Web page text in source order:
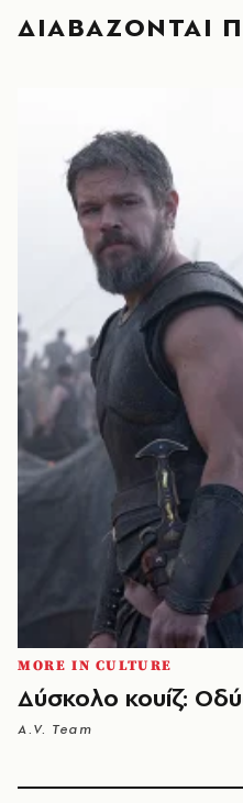
ΔΙΑΒΑΖΟΝΤΑΙ
MORE IN CULTURE
Δύσκολο κουίζ:
A.V. Team